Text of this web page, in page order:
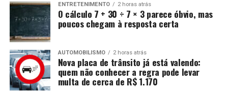
ENTRETENIMENTO 2 horas atrás
O cálculo 7 + 30 ÷ 7 × 3 parece óbvio, mas
poucos chegam à resposta certa
AUTOMOBILISMO 2 horas atrás
Nova placa de trânsito já está valendo:
quem não conhecer a regra pode levar
multa de cerca de R$ 1.170